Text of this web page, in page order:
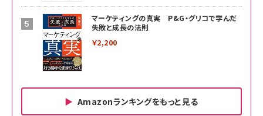
マーケティングの真実 P&G・グリコで学んだ
失敗と成長の法則
￥2,200
Amazonランキングをもっと見る